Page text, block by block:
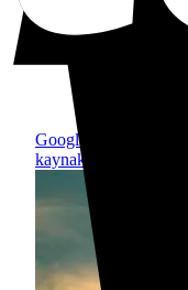
Google'da tercih edilen
kaynak olarak ekle